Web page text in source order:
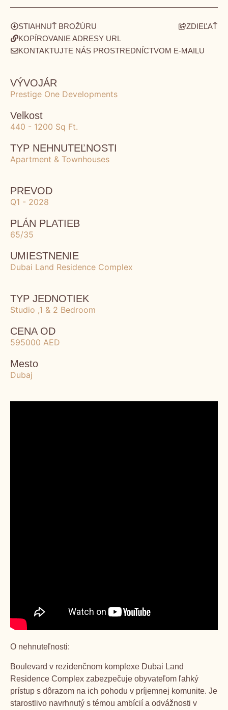
STIAHNUŤ BROŽÚRU
ZDIEĽAŤ
KOPÍROVANIE ADRESY URL
KONTAKTUJTE NÁS PROSTREDNÍCTVOM E-MAILU
VÝVOJÁR
Prestige One Developments
Velkost
440 - 1200 Sq Ft.
TYP NEHNUTEĽNOSTI
Apartment & Townhouses
PREVOD
Q1 - 2028
PLÁN PLATIEB
65/35
UMIESTNENIE
Dubai Land Residence Complex
TYP JEDNOTIEK
Studio ,1 & 2 Bedroom
CENA OD
595000 AED
Mesto
Dubaj
O nehnuteľnosti:
Boulevard v rezidenčnom komplexe Dubai Land
Residence Complex zabezpečuje obyvateľom ľahký
prístup s dôrazom na ich pohodu v príjemnej komunite. Je
starostlivo navrhnutý s témou ambícií a odvážnosti v